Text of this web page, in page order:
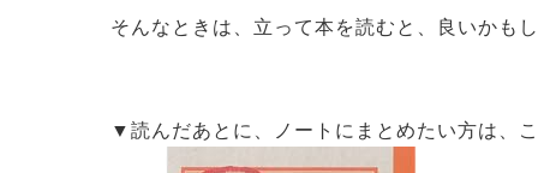
そんなときは、立って本を読むと、良いかもし
▼読んだあとに、ノートにまとめたい方は、